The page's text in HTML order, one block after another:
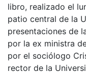
libro, realizado el
patio central de la
presentaciones de
por la ex ministra
por el sociólogo
rector de la